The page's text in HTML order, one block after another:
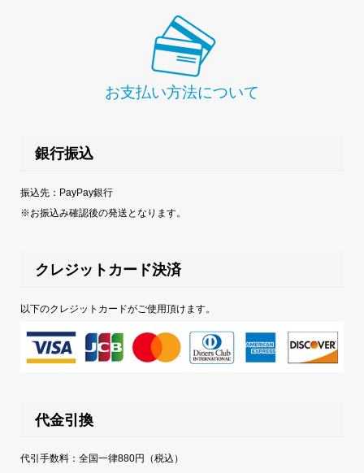
お支払い方法について
銀行振込
振込先：PayPay銀行
※お振込み確認後の発送となります。
クレジットカード決済
以下のクレジットカードがご使用頂けます。
代金引換
代引手数料：全国一律880円（税込）